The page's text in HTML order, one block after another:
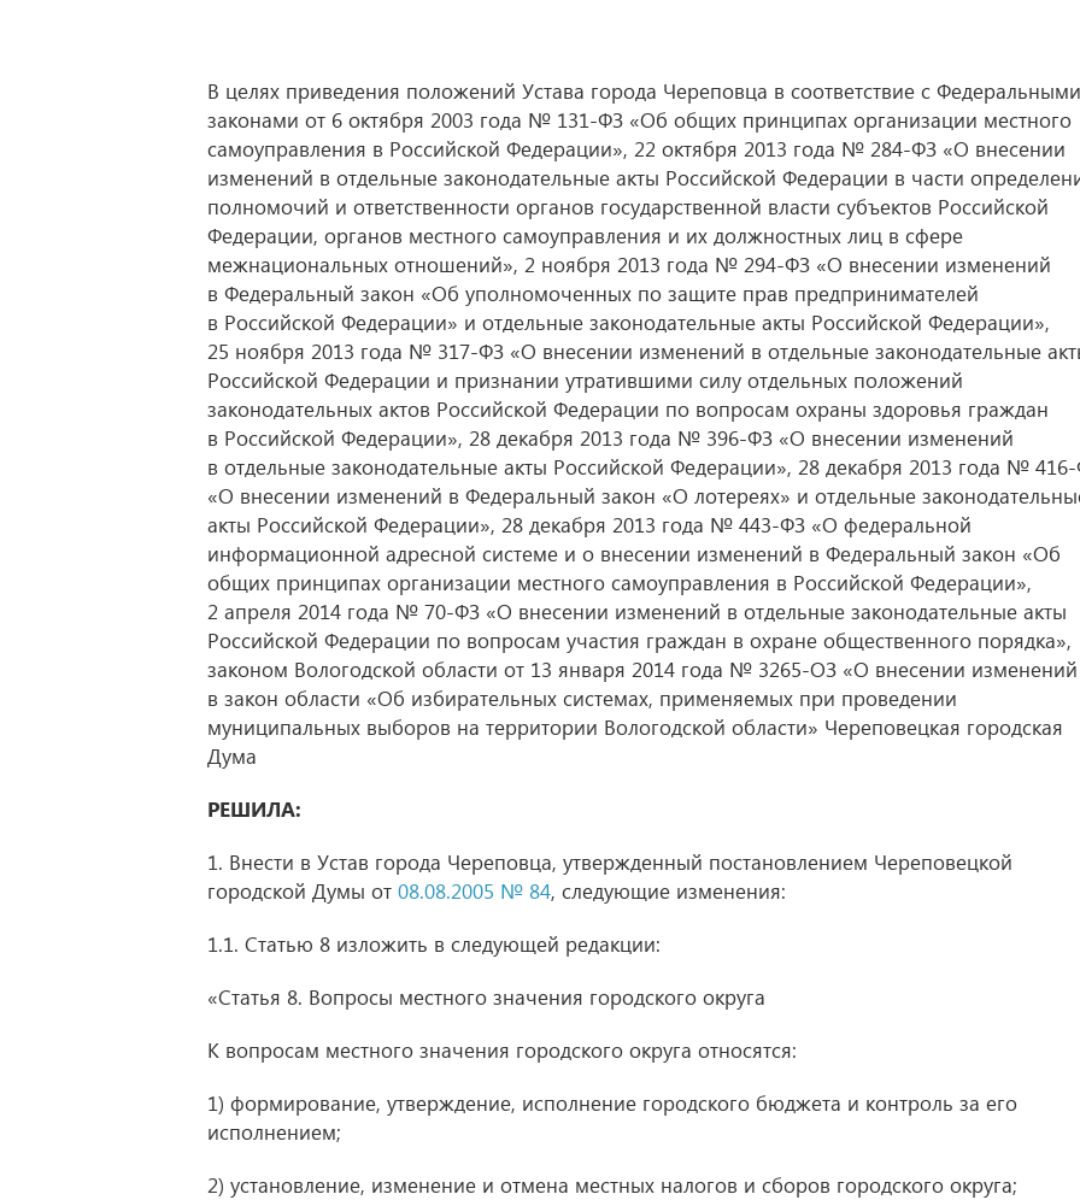
В целях приведения положений Устава города Череповца в соответствие с Федеральными
законами от 6 октября 2003 года № 131-ФЗ «Об общих принципах организации местного
самоуправления в Российской Федерации», 22 октября 2013 года № 284-ФЗ «О внесении
изменений в отдельные законодательные акты Российской Федерации в части
полномочий и ответственности органов государственной власти субъектов Российской
Федерации, органов местного самоуправления и их должностных лиц в сфере
межнациональных отношений», 2 ноября 2013 года № 294-ФЗ «О внесении изменений
в Федеральный закон «Об уполномоченных по защите прав предпринимателей
в Российской Федерации» и отдельные законодательные акты Российской Федерации»,
25 ноября 2013 года № 317-ФЗ «О внесении изменений в отдельные законодательные
Российской Федерации и признании утратившими силу отдельных положений
законодательных актов Российской Федерации по вопросам охраны здоровья граждан
в Российской Федерации», 28 декабря 2013 года № 396-ФЗ «О внесении изменений
в отдельные законодательные акты Российской Федерации», 28 декабря 2013 года №
«О внесении изменений в Федеральный закон «О лотереях» и отдельные
акты Российской Федерации», 28 декабря 2013 года № 443-ФЗ «О федеральной
информационной адресной системе и о внесении изменений в Федеральный закон «Об
общих принципах организации местного самоуправления в Российской Федерации»,
2 апреля 2014 года № 70-ФЗ «О внесении изменений в отдельные законодательные акты
Российской Федерации по вопросам участия граждан в охране общественного порядка»,
законом Вологодской области от 13 января 2014 года № 3265-ОЗ «О внесении изменений
в закон области «Об избирательных системах, применяемых при проведении
муниципальных выборов на территории Вологодской области» Череповецкая городская
Дума
РЕШИЛА:
1. Внести в Устав города Череповца, утвержденный постановлением Череповецкой
городской Думы от 08.08.2005 № 84, следующие изменения:
1.1. Статью 8 изложить в следующей редакции:
«Статья 8. Вопросы местного значения городского округа
К вопросам местного значения городского округа относятся:
1) формирование, утверждение, исполнение городского бюджета и контроль за его
исполнением;
2) установление, изменение и отмена местных налогов и сборов городского округа;